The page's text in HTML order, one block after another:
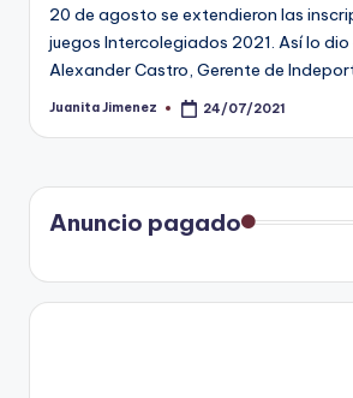
20 de agosto se extendieron las
juegos Intercolegiados 2021. Así lo
Alexander Castro, Gerente de
Publicado
Juanita Jimenez 24/07/2021
Anuncio pagado